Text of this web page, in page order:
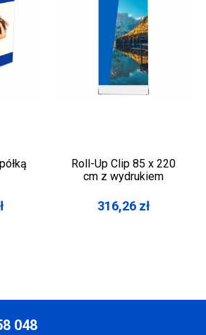
Roll-Up Clip 85 x 220
cm z wydrukiem
316,26 zł
048